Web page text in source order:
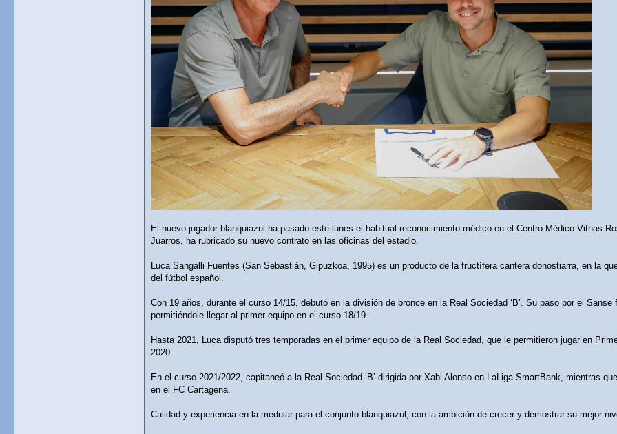
El nuevo jugador blanquiazul ha pasado este lunes el habitual reconocimiento médico en el Centro Médico Vithas
Juarros, ha rubricado su nuevo contrato en las oficinas del estadio.
Luca Sangalli Fuentes (San Sebastián, Gipuzkoa, 1995) es un producto de la fructífera cantera donostiarra, en la
del fútbol español.
Con 19 años, durante el curso 14/15, debutó en la división de bronce en la Real Sociedad ‘B’. Su paso por el
permitiéndole llegar al primer equipo en el curso 18/19.
Hasta 2021, Luca disputó tres temporadas en el primer equipo de la Real Sociedad, que le permitieron jugar en
2020.
En el curso 2021/2022, capitaneó a la Real Sociedad ‘B’ dirigida por Xabi Alonso en LaLiga SmartBank, mientras
en el FC Cartagena.
Calidad y experiencia en la medular para el conjunto blanquiazul, con la ambición de crecer y demostrar su mejor